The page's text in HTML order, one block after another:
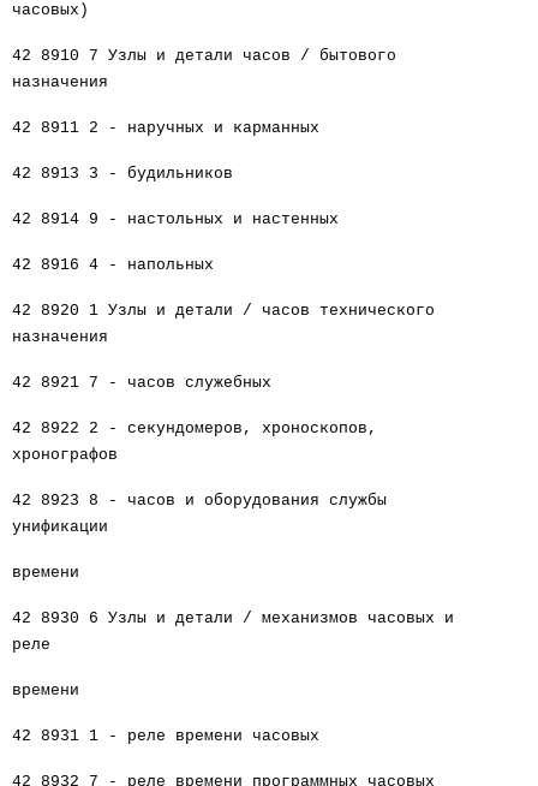
часовых)
42 8910 7 Узлы и детали часов / бытового
назначения
42 8911 2 - наручных и карманных
42 8913 3 - будильников
42 8914 9 - настольных и настенных
42 8916 4 - напольных
42 8920 1 Узлы и детали / часов технического
назначения
42 8921 7 - часов служебных
42 8922 2 - секундомеров, хроноскопов,
хронографов
42 8923 8 - часов и оборудования службы
унификации
времени
42 8930 6 Узлы и детали / механизмов часовых и
реле
времени
42 8931 1 - реле времени часовых
42 8932 7 - реле времени программных часовых